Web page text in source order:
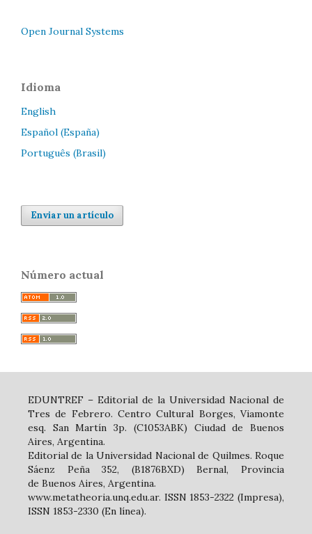
Open Journal Systems
Idioma
English
Español (España)
Português (Brasil)
Enviar un artículo
Número actual
EDUNTREF – Editorial de la Universidad Nacional de
Tres de Febrero. Centro Cultural Borges, Viamonte
esq. San Martín 3p. (C1053ABK) Ciudad de Buenos
Aires, Argentina.
Editorial de la Universidad Nacional de Quilmes. Roque
Sáenz Peña 352, (B1876BXD) Bernal, Provincia
de Buenos Aires, Argentina.
www.metatheoria.unq.edu.ar. ISSN 1853-2322 (Impresa),
ISSN 1853-2330 (En línea).